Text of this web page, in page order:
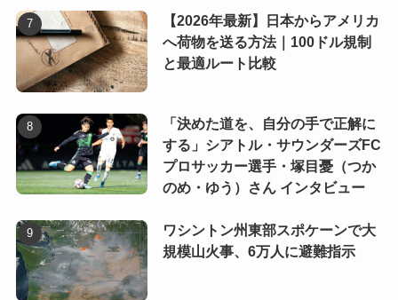
【2026年最新】日本からアメリカ
へ荷物を送る方法｜100ドル規制
と最適ルート比較
「決めた道を、自分の手で正解に
する」シアトル・サウンダーズFC
プロサッカー選手・塚目憂（つか
のめ・ゆう）さん インタビュー
ワシントン州東部スポケーンで大
規模山火事、6万人に避難指示